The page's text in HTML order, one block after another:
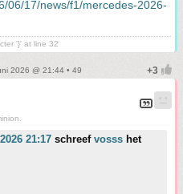
06/17/news/f1/mercedes-2026-
'}' at line 32
2026 @ 21:44 • 49
21:17 schreef vosss het